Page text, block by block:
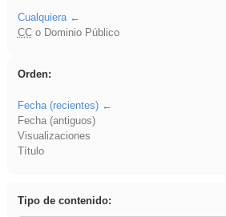
Cualquiera
CCo Dominio Público
Orden:
Fecha (recientes)
Fecha (antiguos)
Visualizaciones
Título
Tipo de contenido: